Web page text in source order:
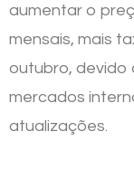
aumentar o
mensais, mais
outubro, devido
mercados
atualizações.